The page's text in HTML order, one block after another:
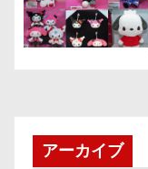
アーカイブ